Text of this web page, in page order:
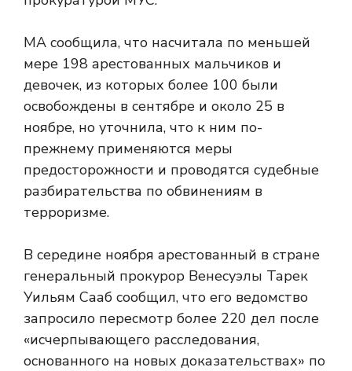
МА сообщила, что насчитала по меньшей
мере 198 арестованных мальчиков и
девочек, из которых более 100 были
освобождены в сентябре и около 25 в
ноябре, но уточнила, что к ним по-
прежнему применяются меры
предосторожности и проводятся судебные
разбирательства по обвинениям в
терроризме.
В середине ноября арестованный в стране
генеральный прокурор Венесуэлы Тарек
Уильям Сааб сообщил, что его ведомство
запросило пересмотр более 220 дел после
«исчерпывающего расследования,
основанного на новых доказательствах» по